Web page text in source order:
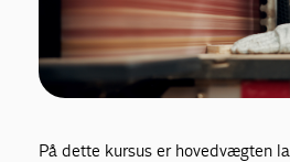
På dette kursus er hovedvægten